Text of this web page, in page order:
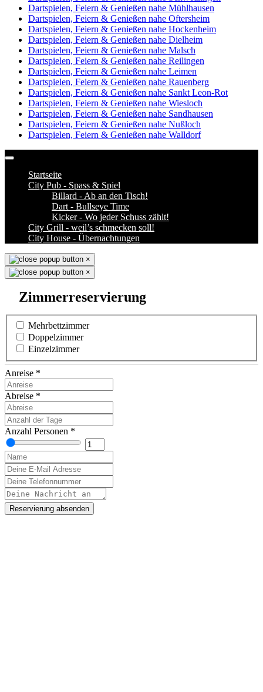
Dartspielen, Feiern & Genießen nahe Mühlhausen
Dartspielen, Feiern & Genießen nahe Oftersheim
Dartspielen, Feiern & Genießen nahe Hockenheim
Dartspielen, Feiern & Genießen nahe Dielheim
Dartspielen, Feiern & Genießen nahe Malsch
Dartspielen, Feiern & Genießen nahe Reilingen
Dartspielen, Feiern & Genießen nahe Leimen
Dartspielen, Feiern & Genießen nahe Rauenberg
Dartspielen, Feiern & Genießen nahe Sankt Leon-Rot
Dartspielen, Feiern & Genießen nahe Wiesloch
Dartspielen, Feiern & Genießen nahe Sandhausen
Dartspielen, Feiern & Genießen nahe Nußloch
Dartspielen, Feiern & Genießen nahe Walldorf
Startseite
City Pub - Spass & Spiel
Billard - Ab an den Tisch!
Dart - Bullseye Time
Kicker - Wo jeder Schuss zählt!
City Grill - weil’s schmecken soll!
City House - Übernachtungen
×
×
Zimmerreservierung
Mehrbettzimmer
Doppelzimmer
Einzelzimmer
Anreise *
Abreise *
Anzahl Personen *
Reservierung absenden